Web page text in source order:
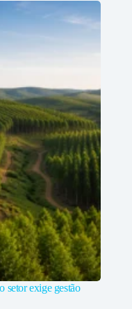
setor exige gestão